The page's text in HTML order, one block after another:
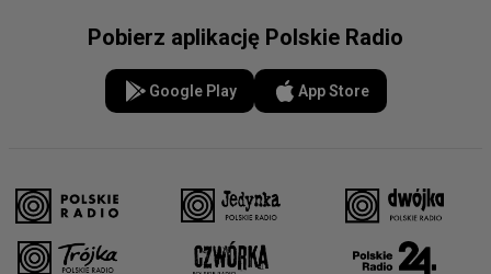
Pobierz aplikację Polskie Radio
Google Play App Store